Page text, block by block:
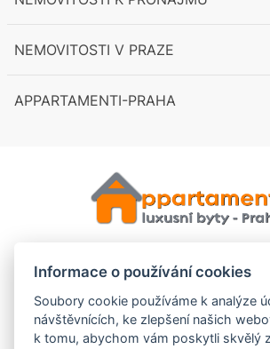
NEMOVITOSTI V PRAZE
APPARTAMENTI-PRAHA
Informace o používání cookies
Soubory cookie používáme k analýze
návštěvnících, ke zlepšení našich
k tomu, abychom vám poskytli skvělý